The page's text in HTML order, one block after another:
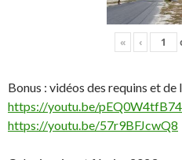
« ‹
Bonus : vidéos des requins et de
https://youtu.be/pEQ0W4tfB74
https://youtu.be/57r9BFJcwQ8